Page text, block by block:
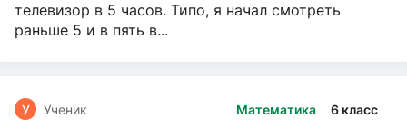
телевизор в 5 часов. Типо, я начал смотреть
раньше 5 и в пять в...
Математика 6 класс
У Ученик